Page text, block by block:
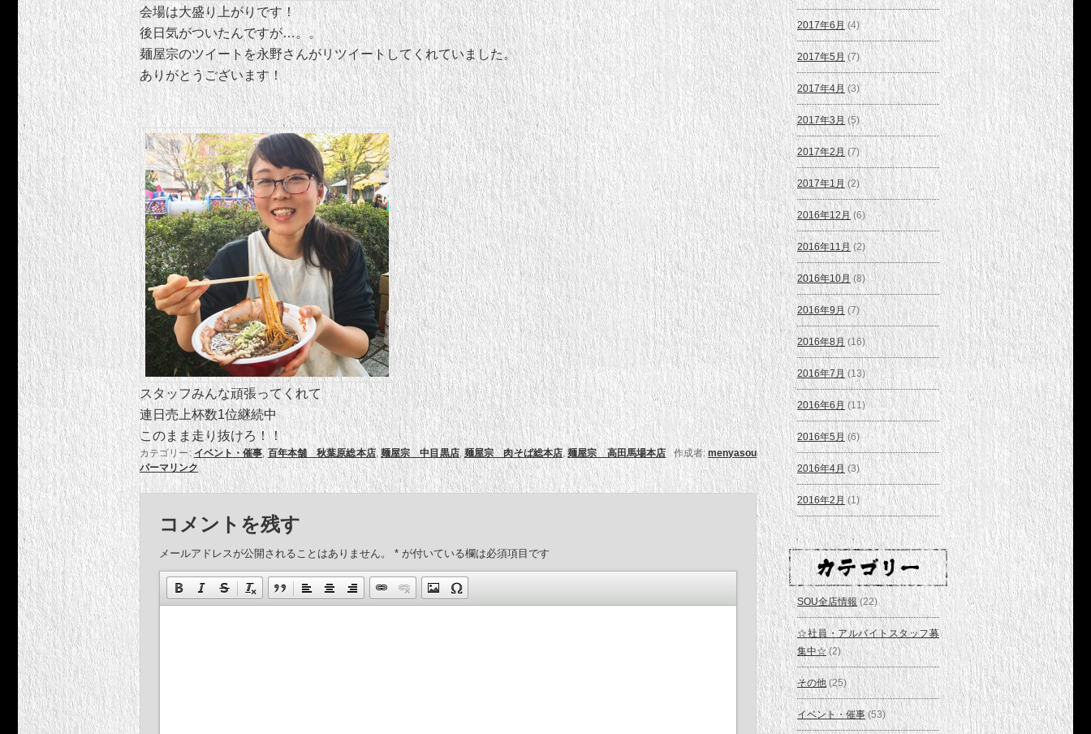
会場は大盛り上がりです！
後日気がついたんですが…。。
麺屋宗のツイートを永野さんがリツイートしてくれていました。
ありがとうございます！
スタッフみんな頑張ってくれて
連日売上杯数1位継続中
このまま走り抜けろ！！
カテゴリー:イベント・催事,百年本舗 秋葉原総本店,麺屋宗 中目黒店,麺屋宗 肉そば総本店 ,麺屋宗 高田馬場本店 作成者:menyasou
パーマリンク
コメントを残す
メールアドレスが公開されることはありません。 *が付いている欄は必須項目です
2017年6月(4)
2017年5月(7)
2017年4月(3)
2017年3月(5)
2017年2月(7)
2017年1月(2)
2016年12月 (6)
2016年11月 (2)
2016年10月(8)
2016年9月 (7)
2016年8月(16)
2016年7月(13)
2016年6月(11)
2016年5月(6)
2016年4月(3)
2016年2月(1)
SOU全店情報(22)
☆社員・アルバイトスタッフ募
集中☆(2)
その他(25)
イベント・催事(53)